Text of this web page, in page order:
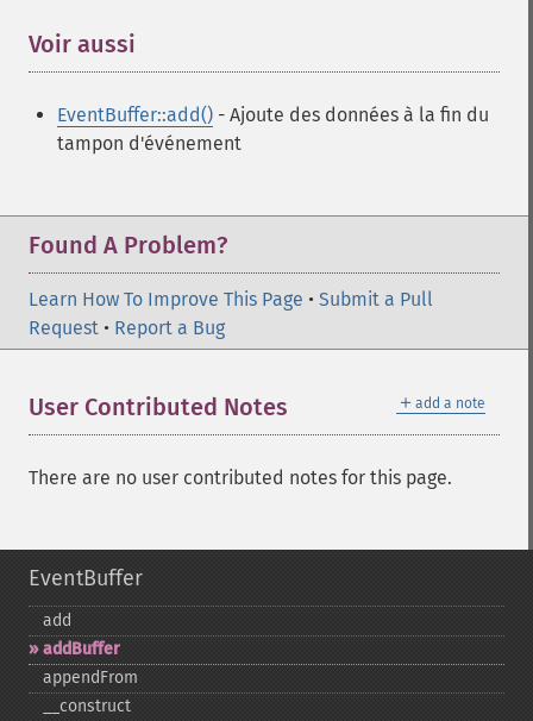
Voir aussi
EventBuffer::add() - Ajoute des données à la fin du
tampon d'événement
Found A Problem?
Learn How To Improve This Page • Submit a Pull
Request • Report a Bug
＋ add a note
User Contributed Notes
There are no user contributed notes for this page.
EventBuffer
add
addBuffer
appendFrom
_​_​construct